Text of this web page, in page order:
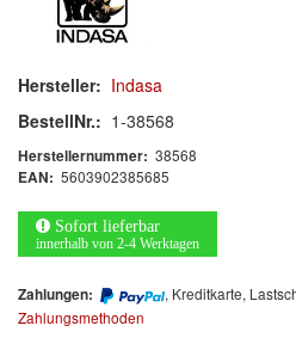
Arbeitsschutz
Luftfilter
Mischfarben
Restposten
Informationsmaterial
MARKEN
Hersteller: Indasa
BestellNr.: 1-38568
Herstellernummer: 38568
EAN: 5603902385685
Sofort lieferbar
innerhalb von 2-4 Werktagen
Zahlungen: , Kreditkarte,
Zahlungsmethoden